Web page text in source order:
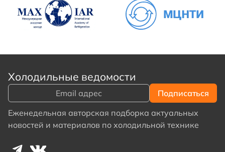
Холодильные ведомости
Еженедельная авторская подборка актуальных
новостей и материалов по холодильной технике